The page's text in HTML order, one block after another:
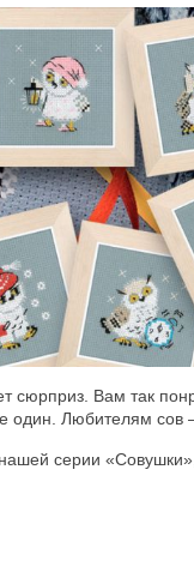
сюрприз. Вам так
один. Любителям сов
серии